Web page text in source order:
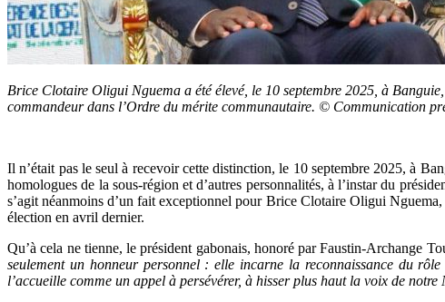
Brice Clotaire Oligui Nguema a été élevé, le 10 septembre 2025, à
commandeur dans l’Ordre du mérite communautaire. © Communication
Il n’était pas le seul à recevoir cette distinction, le 10 septembre 2025, à
homologues de la sous-région et d’autres personnalités, à l’instar du
s’agit néanmoins d’un fait exceptionnel pour Brice Clotaire Oligui
élection en avril dernier.
Qu’à cela ne tienne, le président gabonais, honoré par Faustin-Archange
seulement un honneur personnel : elle incarne la reconnaissance du
l’accueille comme un appel à persévérer, à hisser plus haut la voix de